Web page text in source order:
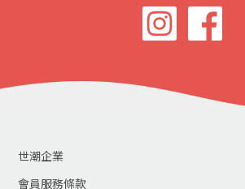
世潮企業
會員服務條款